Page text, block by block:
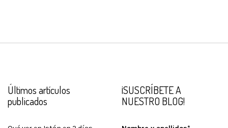
Últimos artículos
publicados
¡SUSCRÍBETE A
NUESTRO BLOG!